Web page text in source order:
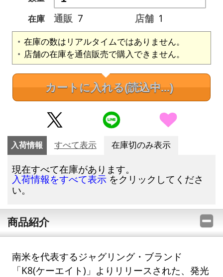
在庫
通販 7 店舗 1
在庫の数はリアルタイムではありません。
店舗の在庫を通信販売で購入できません。
カートに入れる(読込中...)
入荷情報 すべて表示 在庫切のみ表示
現在すべて在庫があります。
入荷情報をすべて表示 をクリックしてくださ
い。
商品紹介
南米を代表するジャグリング・ブランド
「K8(ケーエイト)」よりリリースされた、発光